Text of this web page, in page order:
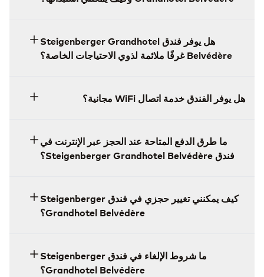
هل يوفر فندق Steigenberger Grandhotel
Belvédère غرفًا ملائمة لذوي الاحتياجات الخاصة؟
هل يوفر الفندق خدمة اتصال WiFi مجانية؟
ما طرق الدفع المتاحة عند الحجز عبر الإنترنت في
فندق Steigenberger Grandhotel Belvédère؟
كيف يمكنني تغيير حجزي في فندق Steigenberger
Grandhotel Belvédère؟
ما شروط الإلغاء في فندق Steigenberger
Grandhotel Belvédère؟